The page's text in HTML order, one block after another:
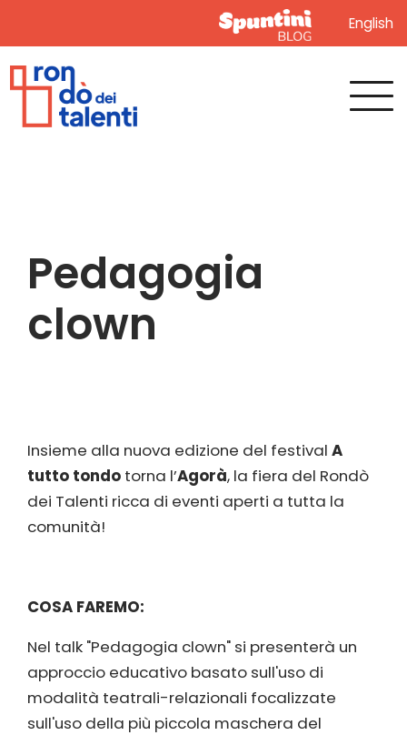
English
Pedagogia
clown
Insieme alla nuova edizione del festival A
tutto tondo torna l’Agorà, la fiera del Rondò
dei Talenti ricca di eventi aperti a tutta la
comunità!
COSA FAREMO:
Nel talk "Pedagogia clown" si presenterà un
approccio educativo basato sull'uso di
modalità teatrali-relazionali focalizzate
sull'uso della più piccola maschera del